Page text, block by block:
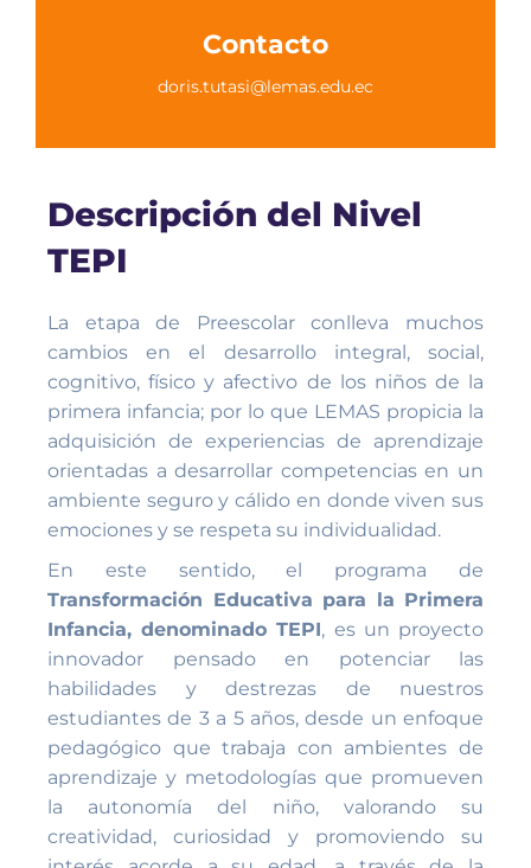
Contacto
doris.tutasi@lemas.edu.ec
Descripción del Nivel
TEPI
La etapa de Preescolar conlleva muchos
cambios en el desarrollo integral, social,
cognitivo, físico y afectivo de los niños de la
primera infancia; por lo que LEMAS propicia la
adquisición de experiencias de aprendizaje
orientadas a desarrollar competencias en un
ambiente seguro y cálido en donde viven sus
emociones y se respeta su individualidad.
En este sentido, el programa de
Transformación Educativa para la Primera
Infancia, denominado TEPI, es un proyecto
innovador pensado en potenciar las
habilidades y destrezas de nuestros
estudiantes de 3 a 5 años, desde un enfoque
pedagógico que trabaja con ambientes de
aprendizaje y metodologías que promueven
la autonomía del niño, valorando su
creatividad, curiosidad y promoviendo su